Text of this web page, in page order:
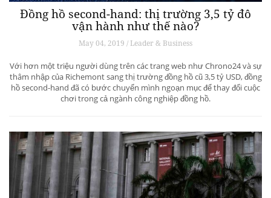
Đồng hồ second-hand: thị trường 3,5 tỷ đô
vận hành như thế nào?
May 04, 2019 / Leader & Business
Với hơn một triệu người dùng trên các trang web như Chrono24 và sự
thâm nhập của Richemont sang thị trường đồng hồ cũ 3,5 tỷ USD, đồng
hồ second-hand đã có bước chuyển mình ngoạn mục để thay đổi cuộc
chơi trong cả ngành công nghiệp đồng hồ.